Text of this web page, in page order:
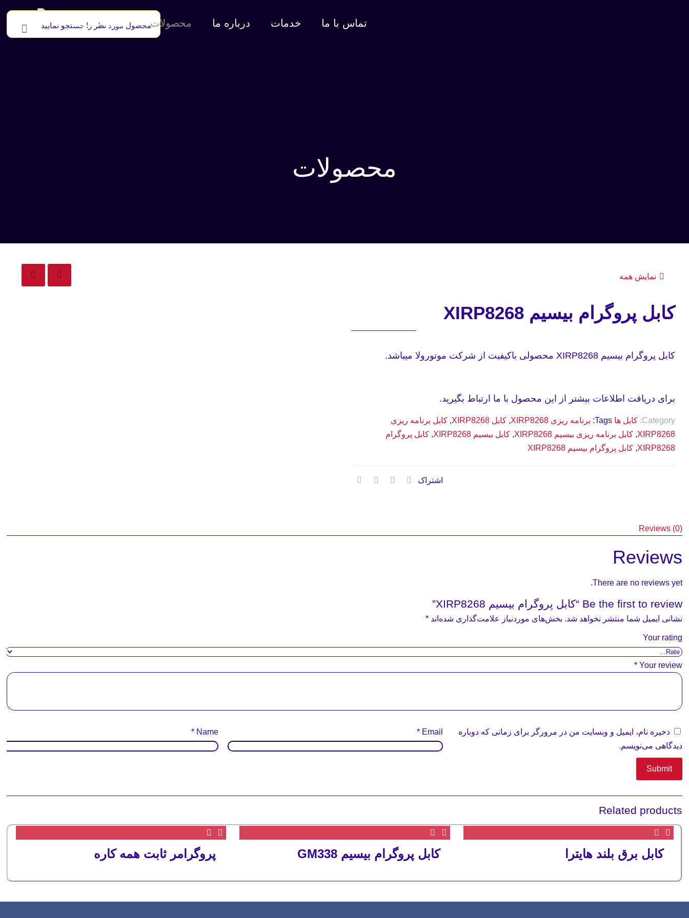
صفحه نخست محصولات درباره ما خدمات تماس با ما
محصولات
نمایش همه
کابل پروگرام بیسیم XIRP8268
کابل پروگرام بیسیم XIRP8268 محصولی باکیفیت از شرکت موتورولا میباشد.
برای دریافت اطلاعات بیشتر از این محصول با ما ارتباط بگیرید.
Category: کابل ها Tags: برنامه ریزی XIRP8268 , کابل XIRP8268 , کابل برنامه ریزی
XIRP8268
, کابل برنامه ریزی بیسیم XIRP8268 , کابل بیسیم XIRP8268 , کابل پروگرام
XIRP8268
, کابل پروگرام بیسیم XIRP8268
اشتراک
Reviews (0)
Reviews
There are no reviews yet.
Be the first to review “کابل پروگرام بیسیم XIRP8268”
نشانی ایمیل شما منتشر نخواهد شد. بخش‌های موردنیاز علامت‌گذاری شده‌اند*
Your rating
Your review
*
Name
* Email
*
ذخیره نام، ایمیل و وبسایت من در مرورگر برای زمانی که دوباره
دیدگاهی می‌نویسم.
Related products
کابل برق بلند هایترا کابل پروگرام بیسیم GM338 پروگرامر ثابت همه کاره